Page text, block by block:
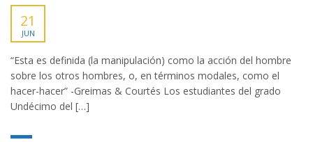
21
JUN
“Esta es definida (la manipulación) como la acción del hombre
sobre los otros hombres, o, en términos modales, como el
hacer-hacer” -Greimas & Courtés Los estudiantes del grado
Undécimo del […]